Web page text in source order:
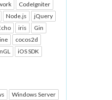
CodeIgniter
Node.js
jQuery
iris
Gin
cocos2d
iOS SDK
Windows Server